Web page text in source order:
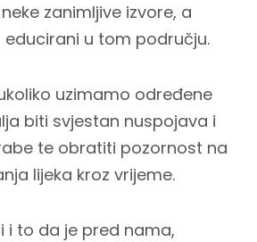
zanimljive izvore, a
educirani u tom području.
uzimamo određene
biti svjestan nuspojava i
te obratiti pozornost na
lijeka kroz vrijeme.
i to da je pred nama,